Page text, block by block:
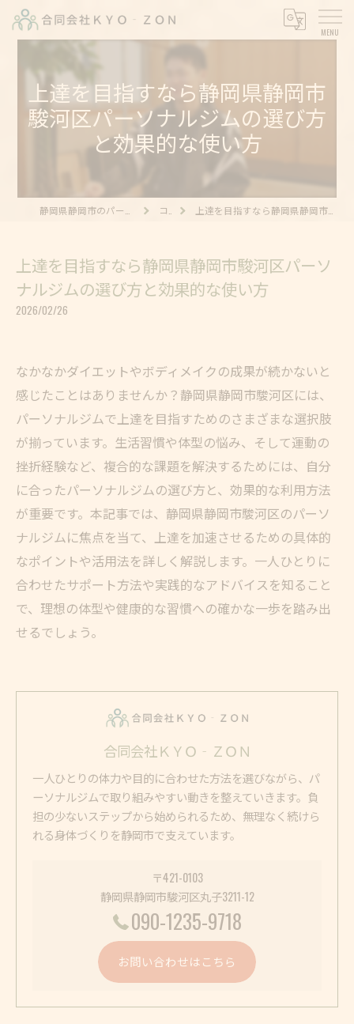
上達を目指すなら静岡県静岡市
駿河区パーソナルジムの選び方
と効果的な使い方
コラム 上達を目指すなら静岡県静岡市駿河区パーソナルジムの選び方と効果的な使い方
上達を目指すなら静岡県静岡市駿河区パーソ
ナルジムの選び方と効果的な使い方
2026/02/26
なかなかダイエットやボディメイクの成果が続かないと
感じたことはありませんか？静岡県静岡市駿河区には、
パーソナルジムで上達を目指すためのさまざまな選択肢
が揃っています。生活習慣や体型の悩み、そして運動の
挫折経験など、複合的な課題を解決するためには、自分
に合ったパーソナルジムの選び方と、効果的な利用方法
が重要です。本記事では、静岡県静岡市駿河区のパーソ
ナルジムに焦点を当て、上達を加速させるための具体的
なポイントや活用法を詳しく解説します。一人ひとりに
合わせたサポート方法や実践的なアドバイスを知ること
で、理想の体型や健康的な習慣への確かな一歩を踏み出
せるでしょう。
合同会社ＫＹＯ‐ＺＯＮ
一人ひとりの体力や目的に合わせた方法を選びながら、パ
ーソナルジムで取り組みやすい動きを整えていきます。負
担の少ないステップから始められるため、無理なく続けら
れる身体づくりを静岡市で支えています。
〒421-0103
静岡県静岡市駿河区丸子3211-12
090-1235-9718
お問い合わせはこちら